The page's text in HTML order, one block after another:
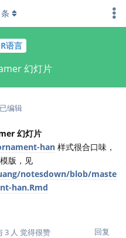
R语言
幻灯片
条
已编辑
幻灯片
han 样式很合口味，
版，见
notesdown/blob/maste
han.Rmd
回复
3 人 觉得很赞